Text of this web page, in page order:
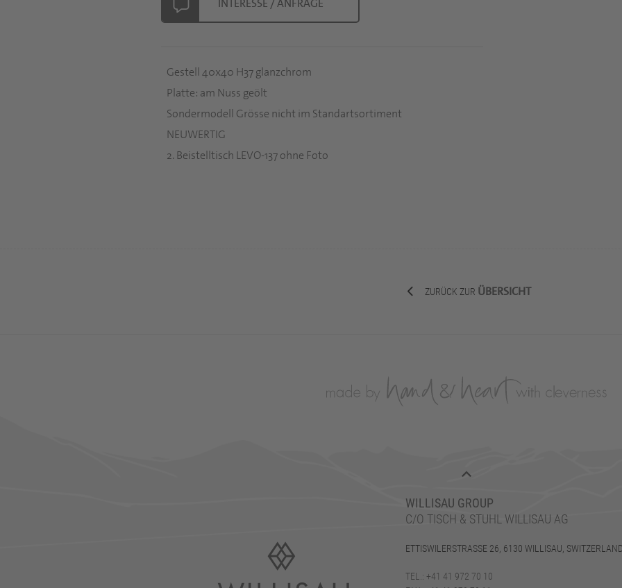
INTERESSE / ANFRAGE
Gestell 40x40 H37 glanzchrom
Platte: am Nuss geölt
Sondermodell Grösse nicht im Standartsortiment
NEUWERTIG
2. Beistelltisch LEVO-137 ohne Foto
ZURÜCK ZUR ÜBERSICHT
WILLISAU GROUP
C/O TISCH & STUHL WILLISAU AG
ETTISWILERSTRASSE 26, 6130 WILLISAU,
TEL.: +41 41 972 70 10